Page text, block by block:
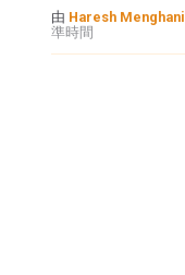
由 Haresh Menghani
準時間